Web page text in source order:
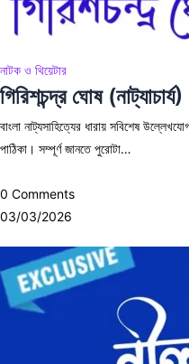
নাটক ও থিয়েটার
গিরিশচন্দ্র ঘোষ
বাংলা নাট্যসাহিত্যের ধারায় সবিশেষ
পাঠিকা। সম্পূর্ণ জানতে পুরোটা…
0 Comments
03/03/2026